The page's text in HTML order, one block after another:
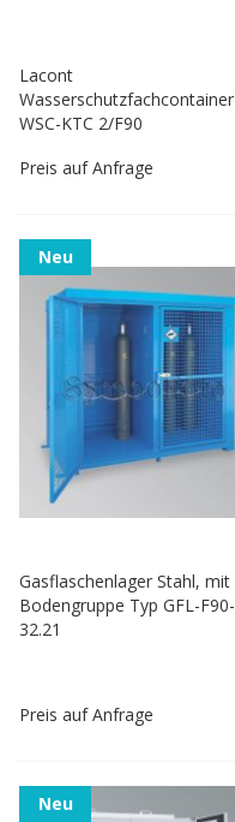
Lacont
Wasserschutzfachcontainer
WSC-KTC 2/F90
Preis auf Anfrage
Neu
Gasflaschenlager Stahl, mit
Bodengruppe Typ GFL-F90-
32.21
Preis auf Anfrage
Neu